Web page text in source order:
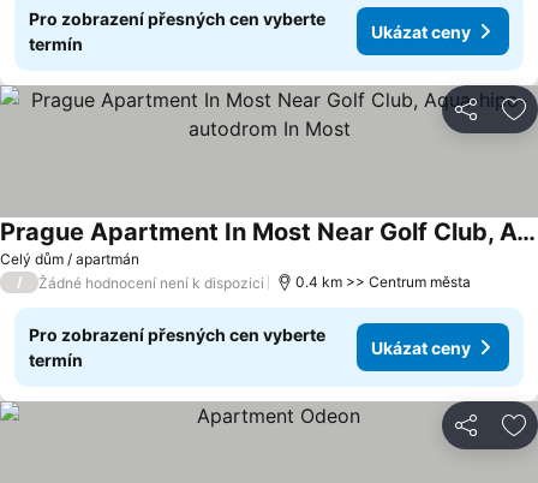
Pro zobrazení přesných cen vyberte
termín
Ukázat ceny
Sdílet
Celý dům / apartmán
Prague Apartment In Most Near Golf Club, Aqua-hipo-autodrom In Most
/ Žádné hodnocení není k dispozici 0.4 km >> Centrum města
Pro zobrazení přesných cen vyberte
termín
Ukázat ceny
Sdílet